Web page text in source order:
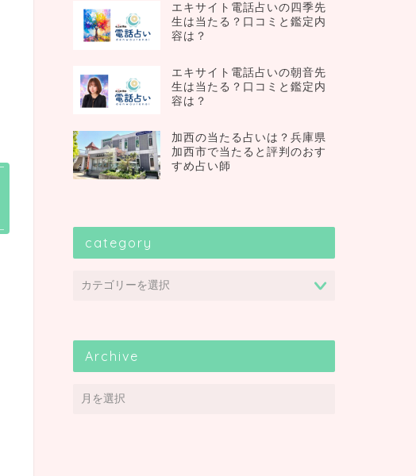
エキサイト電話占いの四季先
生は当たる？口コミと鑑定内
容は？
エキサイト電話占いの朝音先
生は当たる？口コミと鑑定内
容は？
加西の当たる占いは？兵庫県
加西市で当たると評判のおす
すめ占い師
category
Archive